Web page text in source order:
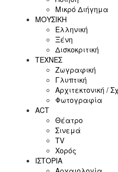
Μικρό Διήγημα
ΜΟΥΣΙΚΗ
Ελληνική
Ξένη
Δισκοκριτική
ΤΕΧΝΕΣ
Ζωγραφική
Γλυπτική
Αρχιτεκτονική /
Φωτογραφία
ACT
Θέατρο
Σινεμά
ΤV
Χορός
ΙΣΤΟΡΙΑ